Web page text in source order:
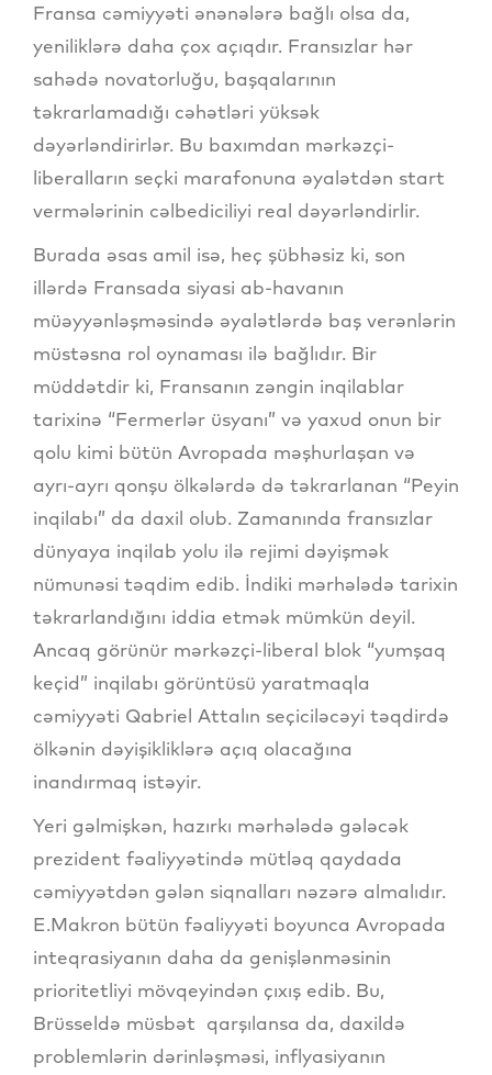
Fransa cəmiyyəti ənənələrə bağlı olsa da,
yeniliklərə daha çox açıqdır. Fransızlar hər
sahədə novatorluğu, başqalarının
təkrarlamadığı cəhətləri yüksək
dəyərləndirirlər. Bu baxımdan mərkəzçi-
liberalların seçki marafonuna əyalətdən start
vermələrinin cəlbediciliyi real dəyərləndirlir.
Burada əsas amil isə, heç şübhəsiz ki, son
illərdə Fransada siyasi ab-havanın
müəyyənləşməsində əyalətlərdə baş verənlərin
müstəsna rol oynaması ilə bağlıdır. Bir
müddətdir ki, Fransanın zəngin inqilablar
tarixinə “Fermerlər üsyanı” və yaxud onun bir
qolu kimi bütün Avropada məşhurlaşan və
ayrı-ayrı qonşu ölkələrdə də təkrarlanan “Peyin
inqilabı” da daxil olub. Zamanında fransızlar
dünyaya inqilab yolu ilə rejimi dəyişmək
nümunəsi təqdim edib. İndiki mərhələdə tarixin
təkrarlandığını iddia etmək mümkün deyil.
Ancaq görünür mərkəzçi-liberal blok “yumşaq
keçid” inqilabı görüntüsü yaratmaqla
cəmiyyəti Qabriel Attalın seçiciləcəyi təqdirdə
ölkənin dəyişikliklərə açıq olacağına
inandırmaq istəyir.
Yeri gəlmişkən, hazırkı mərhələdə gələcək
prezident fəaliyyətində mütləq qaydada
cəmiyyətdən gələn siqnalları nəzərə almalıdır.
E.Makron bütün fəaliyyəti boyunca Avropada
inteqrasiyanın daha da genişlənməsinin
prioritetliyi mövqeyindən çıxış edib. Bu,
Brüsseldə müsbət qarşılansa da, daxildə
problemlərin dərinləşməsi, inflyasiyanın